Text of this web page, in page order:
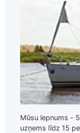
Mūsu lepnums -
uzņems līdz 15